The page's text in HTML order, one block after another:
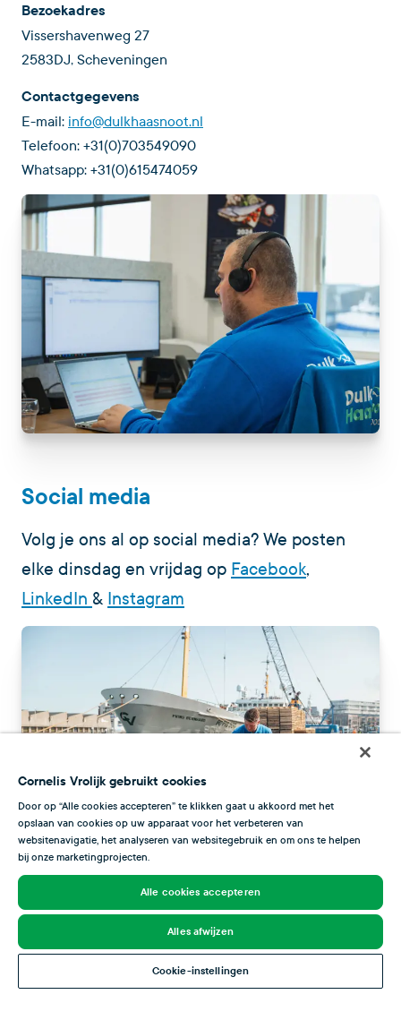
Bezoekadres
Vissershavenweg 27
2583DJ, Scheveningen
Contactgegevens
E-mail: info@dulkhaasnoot.nl
Telefoon: +31(0)703549090
Whatsapp: +31(0)615474059
Social media
Volg je ons al op social media? We posten
elke dinsdag en vrijdag op Facebook,
LinkedIn & Instagram
Cornelis Vrolijk gebruikt cookies
Door op “Alle cookies accepteren” te klikken gaat u akkoord met het
opslaan van cookies op uw apparaat voor het verbeteren van
websitenavigatie, het analyseren van websitegebruik en om ons te helpen
bij onze marketingprojecten.
Alle cookies accepteren
Alles afwijzen
Cookie-instellingen